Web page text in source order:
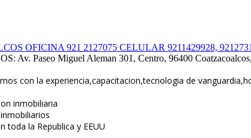
OFICINA 921 2127075 CELULAR 9211429928,
Av. Paseo Miguel Aleman 301, Centro, 96400
con la experiencia,capacitacion,tecnologia de
inmobiliaria
toda la Republica y EEUU